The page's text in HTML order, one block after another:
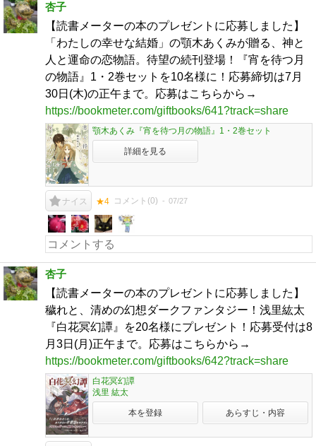
杏子
【読書メーターの本のプレゼントに応募しました】
「わたしの幸せな結婚」の顎木あくみが贈る、神と
人と運命の恋物語。待望の続刊登場！『宵を待つ月
の物語』1・2巻セットを10名様に！応募締切は7月
30日(木)の正午まで。応募はこちらから→
https://bookmeter.com/giftbooks/641?track=share
顎木あくみ『宵を待つ月の物語』1・2巻セット
詳細を見る
ナイス ★4 コメント(0) 07/27
杏子
【読書メーターの本のプレゼントに応募しました】
穢れと、清めの幻想ダークファンタジー！浅里紘太
『白花冥幻譚』を20名様にプレゼント！応募受付は8
月3日(月)正午まで。応募はこちらから→
https://bookmeter.com/giftbooks/642?track=share
白花冥幻譚
浅里 紘太
本を登録 あらすじ・内容